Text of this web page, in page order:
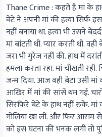
Thane Crime :कहते हैं मां के
बेटे ने अपनी मां की हत्या सिर्फ
नहीं बनाया था. हत्या भी उसने
मां बांटती थी. प्यार करती थी.
जरा भी गुरेज नहीं की. हाथ में
हमला करता रहा. मां चीखती रही.
जन्म दिया. आज वही बेटा उसी
आखिर में मां की सांसें थम गईं.
सिरफिरे बेटे के हाथ नहीं रुके.
गोलियां खा लीं. और फिर आराम
को इस घटना की भनक लगी तो